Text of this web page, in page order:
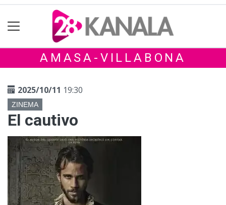
AMASA-VILLABONA
2025/10/11 19:30
ZINEMA
El cautivo